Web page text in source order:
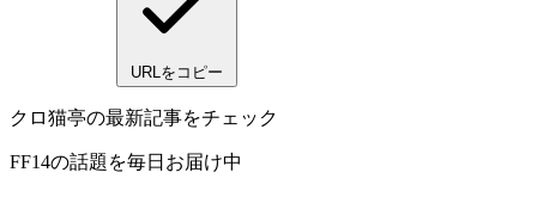
URLをコピー
クロ猫亭の最新記事をチェック
FF14の話題を毎日お届け中